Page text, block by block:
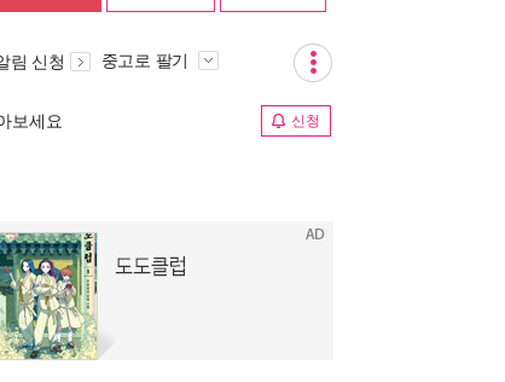
림 신청 중고로 팔기
보세요 신청